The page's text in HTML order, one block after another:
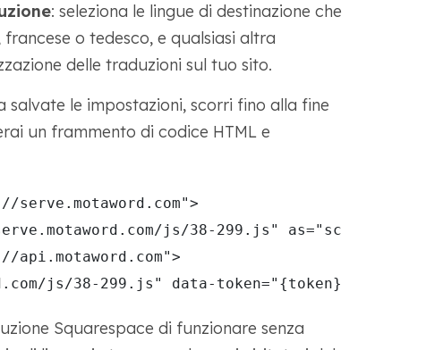
: seleziona le lingue di destinazione che
o tedesco, e qualsiasi altra
delle traduzioni sul tuo sito.
salvate le impostazioni, scorri fino alla fine
un frammento di codice HTML e
js/38-299.js" as="script"
js/38-299.js" data-token="{token}"
Squarespace di funzionare senza